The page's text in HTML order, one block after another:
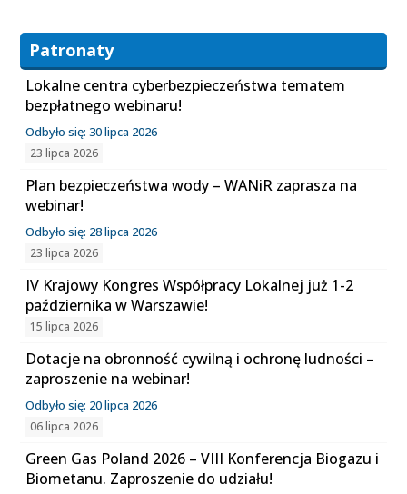
Patronaty
Lokalne centra cyberbezpieczeństwa tematem
bezpłatnego webinaru!
Odbyło się: 30 lipca 2026
23 lipca 2026
Plan bezpieczeństwa wody – WANiR zaprasza na
webinar!
Odbyło się: 28 lipca 2026
23 lipca 2026
IV Krajowy Kongres Współpracy Lokalnej już 1-2
października w Warszawie!
15 lipca 2026
Dotacje na obronność cywilną i ochronę ludności –
zaproszenie na webinar!
Odbyło się: 20 lipca 2026
06 lipca 2026
Green Gas Poland 2026 – VIII Konferencja Biogazu i
Biometanu. Zaproszenie do udziału!